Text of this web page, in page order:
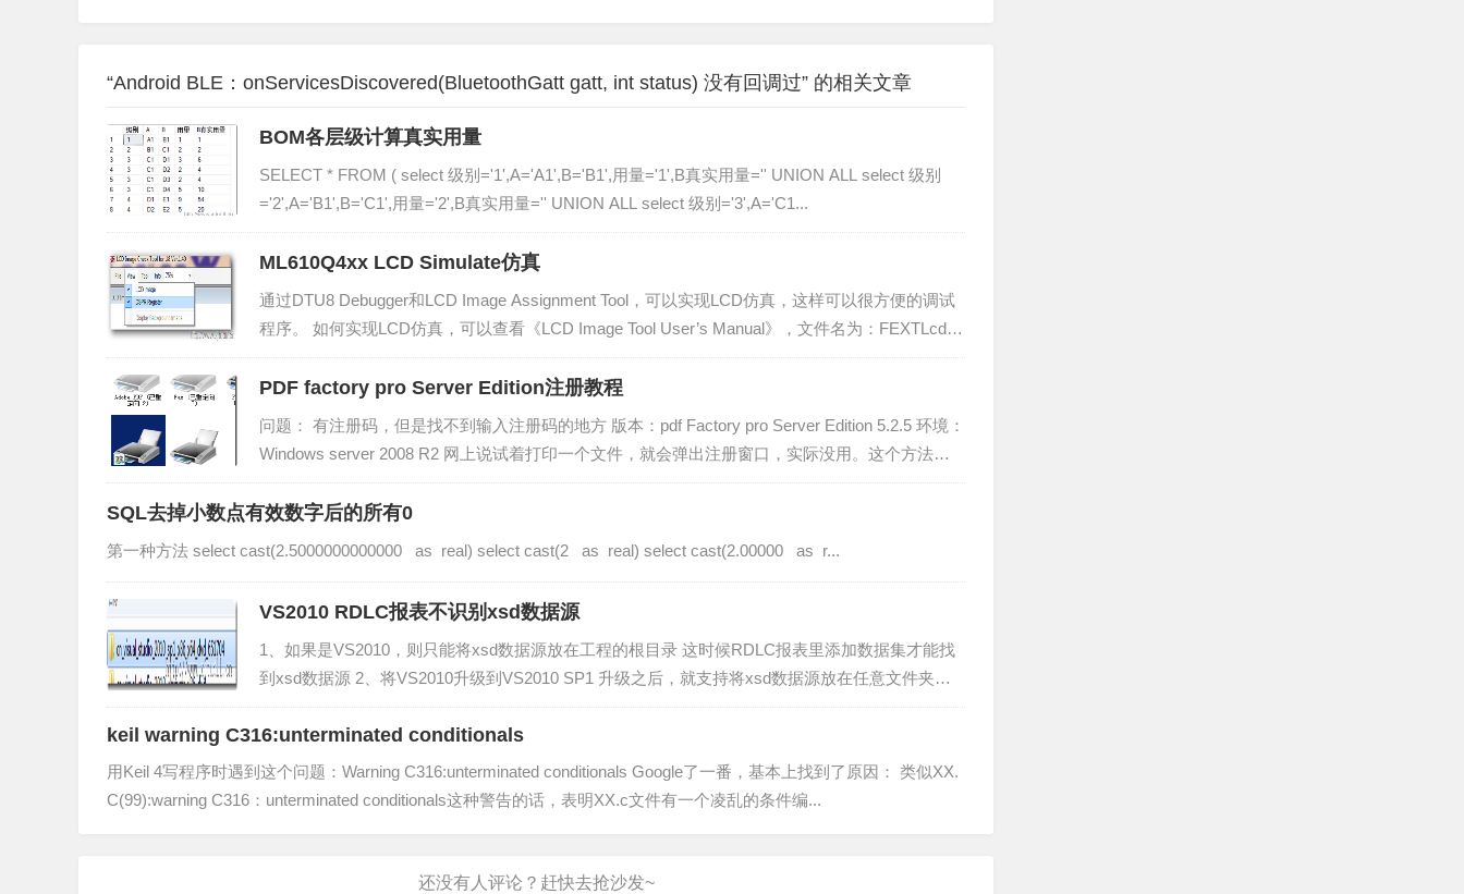
“Android BLE：onServicesDiscovered(BluetoothGatt gatt, int status) 没有回调过” 的相关文章
BOM各层级计算真实用量
SELECT * FROM ( select 级别='1',A='A1',B='B1',用量='1',B真实用量='' UNION ALL select 级别
='2',A='B1',B='C1',用量='2',B真实用量='' UNION ALL select 级别='3',A='C1...
ML610Q4xx LCD Simulate仿真
通过DTU8 Debugger和LCD Image Assignment Tool，可以实现LCD仿真，这样可以很方便的调试
程序。 如何实现LCD仿真，可以查看《LCD Image Tool User’s Manual》，文件名为：FEXTLcdIm
gToolU8_UM-07.pdf。这...
PDF factory pro Server Edition注册教程
问题： 有注册码，但是找不到输入注册码的地方 版本：pdf Factory pro Server Edition 5.2.5 环境：
Windows server 2008 R2 网上说试着打印一个文件，就会弹出注册窗口，实际没用。这个方法估
计是针对单机版，不是服务器版的。 解决办法： 1、打开控...
SQL去掉小数点有效数字后的所有0
第一种方法 select cast(2.5000000000000 as real) select cast(2 as real) select cast(2.00000 as r...
VS2010 RDLC报表不识别xsd数据源
1、如果是VS2010，则只能将xsd数据源放在工程的根目录 这时候RDLC报表里添加数据集才能找
到xsd数据源 2、将VS2010升级到VS2010 SP1 升级之后，就支持将xsd数据源放在任意文件夹下
了...
keil warning C316:unterminated conditionals
用Keil 4写程序时遇到这个问题：Warning C316:unterminated conditionals Google了一番，基本上找到了原因： 类似XX.
C(99):warning C316：unterminated conditionals这种警告的话，表明XX.c文件有一个凌乱的条件编...